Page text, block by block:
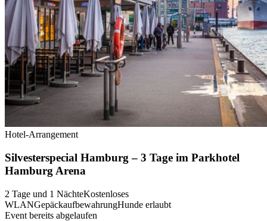
Hotel-Arrangement
Silvesterspecial Hamburg – 3 Tage im Parkhotel
Hamburg Arena
2 Tage und 1 NächteKostenloses
WLANGepäckaufbewahrungHunde erlaubt
Event bereits abgelaufen